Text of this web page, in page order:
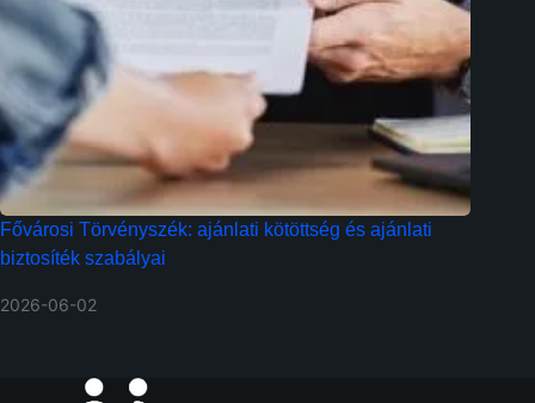
Fővárosi Törvényszék: ajánlati kötöttség és ajánlati
biztosíték szabályai
2026-06-02